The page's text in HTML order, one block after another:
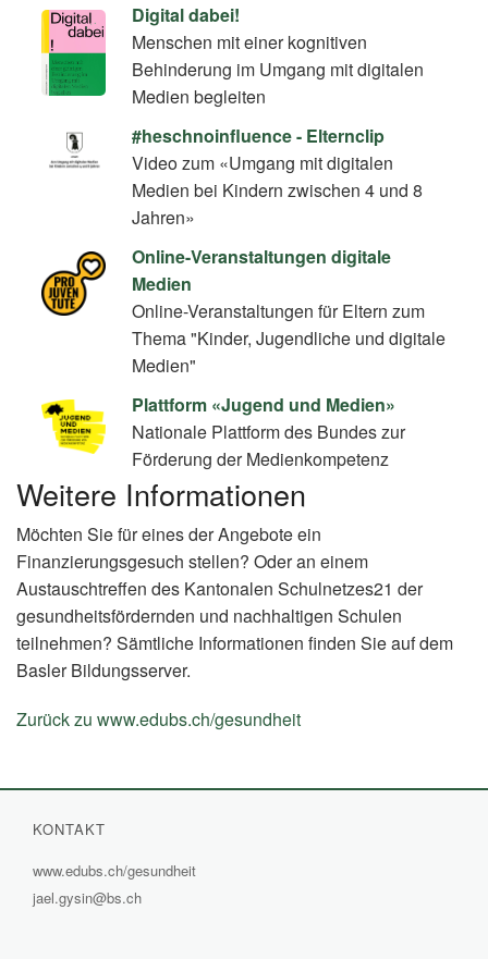
Digital dabei!
Menschen mit einer kognitiven
Behinderung im Umgang mit digitalen
Medien begleiten
#heschnoinfluence - Elternclip
Video zum «Umgang mit digitalen
Medien bei Kindern zwischen 4 und 8
Jahren»
Online-Veranstaltungen digitale
Medien
Online-Veranstaltungen für Eltern zum
Thema "Kinder, Jugendliche und digitale
Medien"
Plattform «Jugend und Medien»
Nationale Plattform des Bundes zur
Förderung der Medienkompetenz
Weitere Informationen
Möchten Sie für eines der Angebote ein
Finanzierungsgesuch stellen? Oder an einem
Austauschtreffen des Kantonalen Schulnetzes21 der
gesundheitsfördernden und nachhaltigen Schulen
teilnehmen? Sämtliche Informationen finden Sie auf dem
Basler Bildungsserver.
Zurück zu www.edubs.ch/gesundheit
KONTAKT
www.edubs.ch/gesundheit
jael.gysin@bs.ch